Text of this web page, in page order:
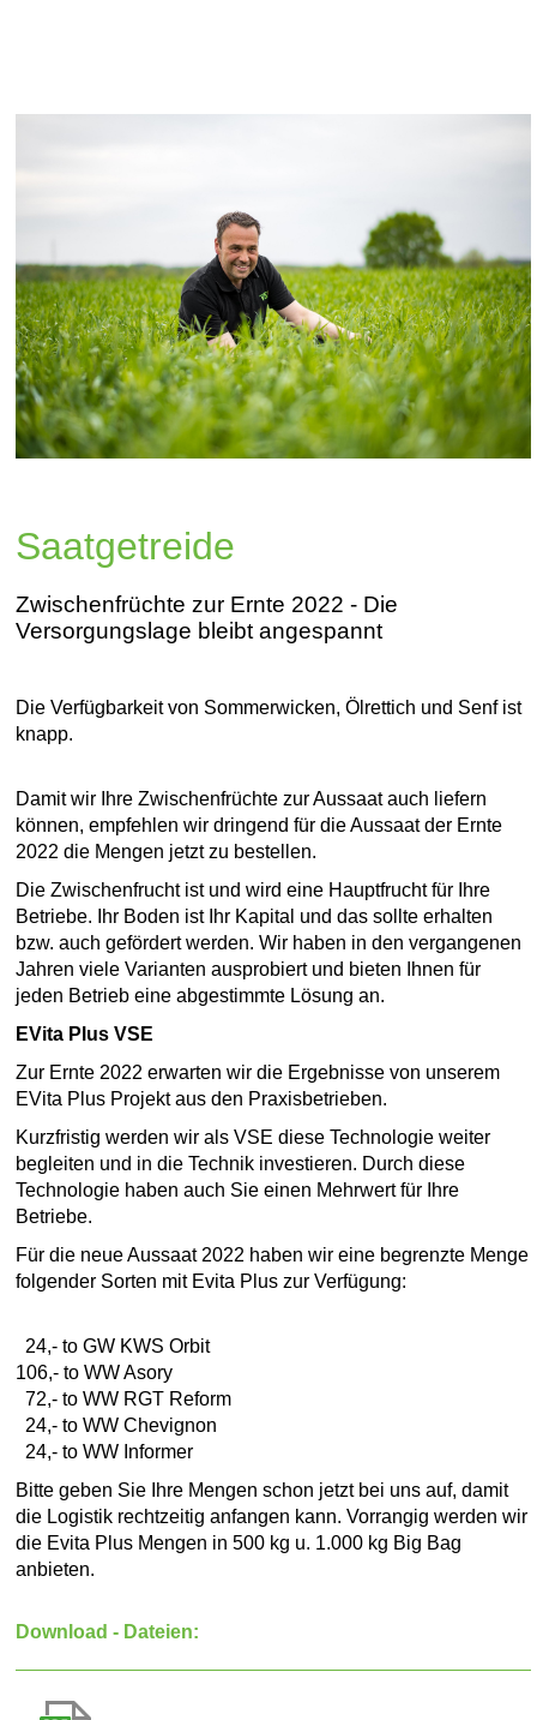
Saatgetreide
Zwischenfrüchte zur Ernte 2022 - Die
Versorgungslage bleibt angespannt
Die Verfügbarkeit von Sommerwicken, Ölrettich und Senf ist
knapp.
Damit wir Ihre Zwischenfrüchte zur Aussaat auch liefern
können, empfehlen wir dringend für die Aussaat der Ernte
2022 die Mengen jetzt zu bestellen.
Die Zwischenfrucht ist und wird eine Hauptfrucht für Ihre
Betriebe. Ihr Boden ist Ihr Kapital und das sollte erhalten
bzw. auch gefördert werden. Wir haben in den vergangenen
Jahren viele Varianten ausprobiert und bieten Ihnen für
jeden Betrieb eine abgestimmte Lösung an.
EVita Plus VSE
Zur Ernte 2022 erwarten wir die Ergebnisse von unserem
EVita Plus Projekt aus den Praxisbetrieben.
Kurzfristig werden wir als VSE diese Technologie weiter
begleiten und in die Technik investieren. Durch diese
Technologie haben auch Sie einen Mehrwert für Ihre
Betriebe.
Für die neue Aussaat 2022 haben wir eine begrenzte Menge
folgender Sorten mit Evita Plus zur Verfügung:
24,- to GW KWS Orbit
106,- to WW Asory
72,- to WW RGT Reform
24,- to WW Chevignon
24,- to WW Informer
Bitte geben Sie Ihre Mengen schon jetzt bei uns auf, damit
die Logistik rechtzeitig anfangen kann. Vorrangig werden wir
die Evita Plus Mengen in 500 kg u. 1.000 kg Big Bag
anbieten.
Download - Dateien: